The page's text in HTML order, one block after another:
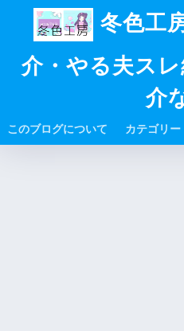
冬色工
介・やる夫ス
介
このブログについて カテゴリー